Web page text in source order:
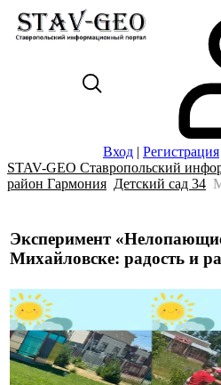
Вход | Регистрация
STAV-GEO Ставропольский
район Гармония Детский сад 34
Эксперимент
Михайловске: радость и